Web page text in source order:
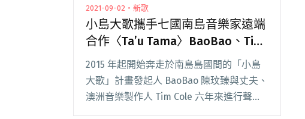
2021-09-02・新歌
小島大歌攜手七國南島音樂家遠端
合作〈Ta’u Tama〉BaoBao、Tim
與唐鳳進行線上午餐約會分享一日
地球生活圈
2015 年起開始奔走於南島島國間的「小島
大歌」計畫發起人 BaoBao 陳玟臻與丈夫、
澳洲音樂製作人 Tim Cole 六年來進行聲音
採集、歌曲製作與展演策劃，而這趟用音樂